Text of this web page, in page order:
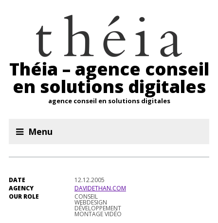
Théia – agence conseil
en solutions digitales
agence conseil en solutions digitales
Menu
DATE
12.12.2005
AGENCY
DAVIDETHAN.COM
OUR ROLE
CONSEIL
WEBDESIGN
DÉVELOPPEMENT
MONTAGE VIDÉO